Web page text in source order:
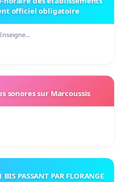
officiel obligatoire
sonores sur Marcoussis
BIS PASSANT PAR FLORANGE